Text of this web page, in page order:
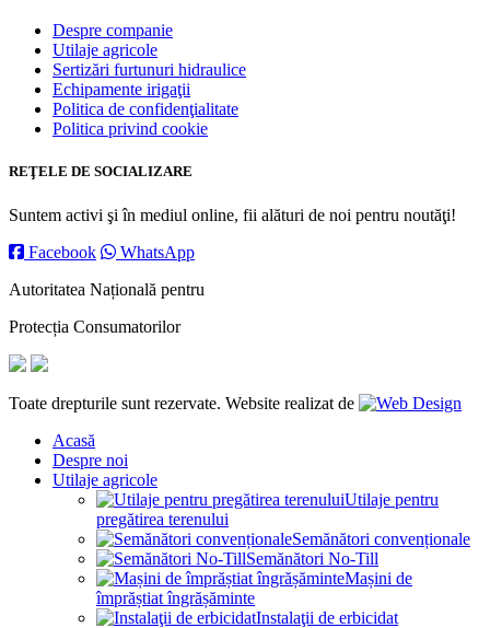
Despre companie
Utilaje agricole
Sertizări furtunuri hidraulice
Echipamente irigaţii
Politica de confidenţialitate
Politica privind cookie
REŢELE DE SOCIALIZARE
Suntem activi şi în mediul online, fii alături de noi pentru noutăţi!
Facebook
WhatsApp
Autoritatea Națională pentru
Protecția Consumatorilor
Toate drepturile sunt rezervate. Website realizat de
Acasă
Despre noi
Utilaje agricole
Utilaje pentru
pregătirea terenului
Semănători convenționale
Semănători No-Till
Mașini de
împrăștiat îngrășăminte
Instalaţii de erbicidat